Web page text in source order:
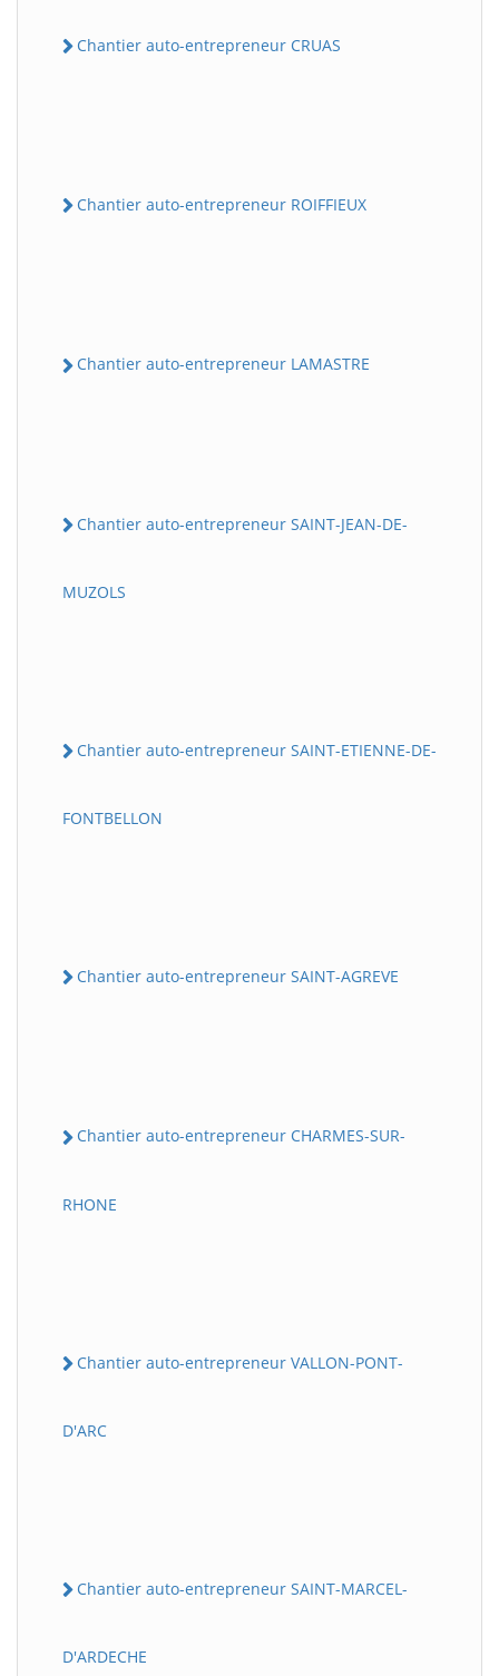
Chantier auto-entrepreneur CRUAS
Chantier auto-entrepreneur ROIFFIEUX
Chantier auto-entrepreneur LAMASTRE
Chantier auto-entrepreneur SAINT-JEAN-DE-
MUZOLS
Chantier auto-entrepreneur SAINT-ETIENNE-DE-
FONTBELLON
Chantier auto-entrepreneur SAINT-AGREVE
Chantier auto-entrepreneur CHARMES-SUR-
RHONE
Chantier auto-entrepreneur VALLON-PONT-
D'ARC
Chantier auto-entrepreneur SAINT-MARCEL-
D'ARDECHE